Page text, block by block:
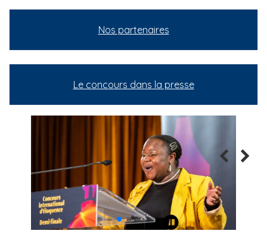
Nos partenaires
Le concours dans la presse